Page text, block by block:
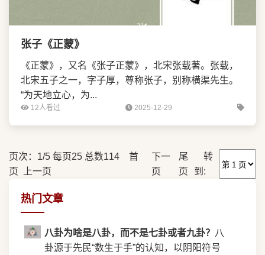
张子《正蒙》
《正蒙》，又名《张子正蒙》，北宋张载著。张载，
北宋五子之一，字子厚，尊称张子，别称横渠先生。
“为天地立心，为...
12人看过 2025-12-29
页次：1/5 每页25 总数114 首
页 上一页
下一
页
尾
页
转
到:
热门文章
八卦为啥是八卦，而不是七卦或者九卦？ 八
卦源于先民“数生于手”的认知，以阴阳符号